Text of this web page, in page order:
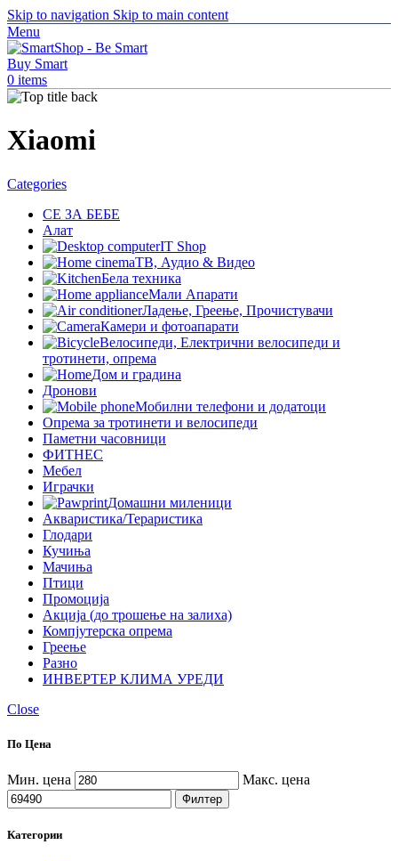
Skip to navigation Skip to main content
Menu
0 items
Xiaomi
Categories
СЕ ЗА БЕБЕ
Алат
IT Shop
ТВ, Аудио & Видео
Бела техника
Мали Апарати
Ладење, Греење, Прочистувачи
Камери и фотоапарати
Велосипеди, Електрични велосипеди и
тротинети, опрема
Дом и градина
Дронови
Мобилни телефони и додатоци
Опрема за тротинети и велосипеди
Паметни часовници
ФИТНЕС
Мебел
Играчки
Домашни миленици
Акваристика/Тераристика
Глодари
Кучиња
Мачиња
Птици
Промоција
Акција (до трошење на залиха)
Компјутерска опрема
Греење
Разно
ИНВЕРТЕР КЛИМА УРЕДИ
Close
По Цена
Мин. цена Макс. цена
Филтер
Категории